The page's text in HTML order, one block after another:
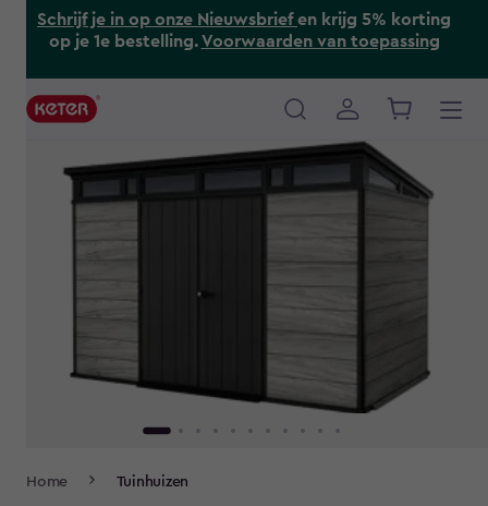
Schrijf je in op onze Nieuwsbriefen krijg 5% korting
op je 1e bestelling.Voorwaarden van toepassing
Main
Home Tuinhuizen